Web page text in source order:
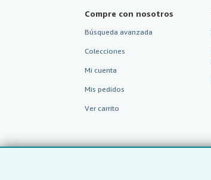
Compre con nosotros
Búsqueda avanzada
Colecciones
Mi cuenta
Mis pedidos
Ver carrito